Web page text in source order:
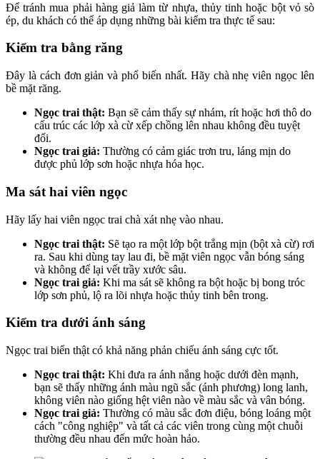
Để tránh mua phải hàng giả làm từ nhựa, thủy tinh hoặc bột vỏ sò
ép, du khách có thể áp dụng những bài kiểm tra thực tế sau:
Kiểm tra bằng răng
Đây là cách đơn giản và phổ biến nhất. Hãy chà nhẹ viên ngọc lên
bề mặt răng.
Ngọc trai thật: Bạn sẽ cảm thấy sự nhám, rít hoặc hơi thô do
cấu trúc các lớp xà cừ xếp chồng lên nhau không đều tuyệt
đối.
Ngọc trai giả: Thường có cảm giác trơn tru, láng mịn do
được phủ lớp sơn hoặc nhựa hóa học.
Ma sát hai viên ngọc
Hãy lấy hai viên ngọc trai chà xát nhẹ vào nhau.
Ngọc trai thật: Sẽ tạo ra một lớp bột trắng mịn (bột xà cừ) rơi
ra. Sau khi dùng tay lau đi, bề mặt viên ngọc vẫn bóng sáng
và không để lại vết trầy xước sâu.
Ngọc trai giả: Khi ma sát sẽ không ra bột hoặc bị bong tróc
lớp sơn phủ, lộ ra lõi nhựa hoặc thủy tinh bên trong.
Kiểm tra dưới ánh sáng
Ngọc trai biển thật có khả năng phản chiếu ánh sáng cực tốt.
Ngọc trai thật: Khi đưa ra ánh nắng hoặc dưới đèn mạnh,
bạn sẽ thấy những ánh màu ngũ sắc (ánh phương) long lanh,
không viên nào giống hệt viên nào về màu sắc và vân bóng.
Ngọc trai giả: Thường có màu sắc đơn điệu, bóng loáng một
cách "công nghiệp" và tất cả các viên trong cùng một chuỗi
thường đều nhau đến mức hoàn hảo.